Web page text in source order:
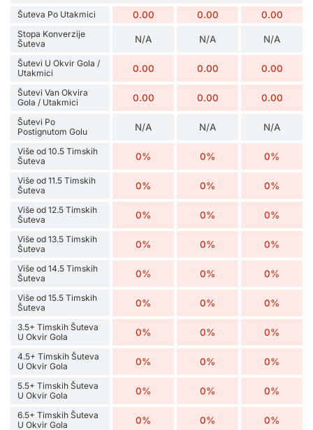
Šuteva Po Utakmici
0.00 0.00 0.00
Stopa Konverzije
Šuteva
N/A N/A N/A
Šutevi U Okvir Gola /
Utakmici
0.00 0.00 0.00
Šutevi Van Okvira
Gola / Utakmici
0.00 0.00 0.00
Šutevi Po
Postignutom Golu
N/A N/A N/A
Više od 10.5 Timskih
Šuteva
0% 0% 0%
Više od 11.5 Timskih
Šuteva
0% 0% 0%
Više od 12.5 Timskih
Šuteva
0% 0% 0%
Više od 13.5 Timskih
Šuteva
0% 0% 0%
Više od 14.5 Timskih
Šuteva
0% 0% 0%
Više od 15.5 Timskih
Šuteva
0% 0% 0%
3.5+ Timskih Šuteva
U Okvir Gola
0% 0% 0%
4.5+ Timskih Šuteva
U Okvir Gola
0% 0% 0%
5.5+ Timskih Šuteva
U Okvir Gola
0% 0% 0%
6.5+ Timskih Šuteva
U Okvir Gola
0% 0% 0%